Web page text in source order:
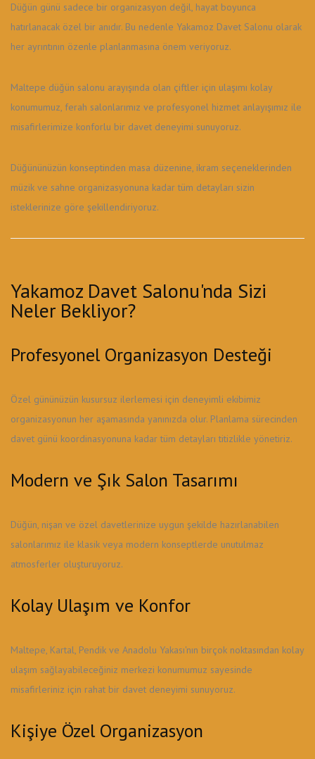
Düğün günü sadece bir organizasyon değil, hayat boyunca
hatırlanacak özel bir anıdır. Bu nedenle Yakamoz Davet Salonu olarak
her ayrıntının özenle planlanmasına önem veriyoruz.
Maltepe düğün salonu arayışında olan çiftler için ulaşımı kolay
konumumuz, ferah salonlarımız ve profesyonel hizmet anlayışımız ile
misafirlerimize konforlu bir davet deneyimi sunuyoruz.
Düğününüzün konseptinden masa düzenine, ikram seçeneklerinden
müzik ve sahne organizasyonuna kadar tüm detayları sizin
isteklerinize göre şekillendiriyoruz.
Yakamoz Davet Salonu'nda Sizi
Neler Bekliyor?
Profesyonel Organizasyon Desteği
Özel gününüzün kusursuz ilerlemesi için deneyimli ekibimiz
organizasyonun her aşamasında yanınızda olur. Planlama sürecinden
davet günü koordinasyonuna kadar tüm detayları titizlikle yönetiriz.
Modern ve Şık Salon Tasarımı
Düğün, nişan ve özel davetlerinize uygun şekilde hazırlanabilen
salonlarımız ile klasik veya modern konseptlerde unutulmaz
atmosferler oluşturuyoruz.
Kolay Ulaşım ve Konfor
Maltepe, Kartal, Pendik ve Anadolu Yakası'nın birçok noktasından kolay
ulaşım sağlayabileceğiniz merkezi konumumuz sayesinde
misafirleriniz için rahat bir davet deneyimi sunuyoruz.
Kişiye Özel Organizasyon